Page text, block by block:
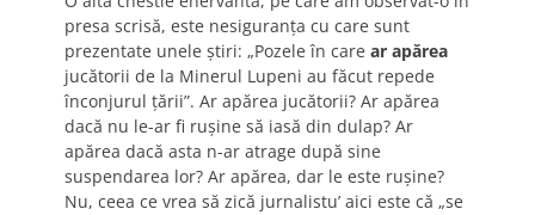
presa scrisă, este nesiguranţa cu care sunt
prezentate unele ştiri: „Pozele în care ar apărea
jucătorii de la Minerul Lupeni au făcut repede
înconjurul ţării”. Ar apărea jucătorii? Ar apărea
dacă nu le-ar fi ruşine să iasă din dulap? Ar
apărea dacă asta n-ar atrage după sine
suspendarea lor? Ar apărea, dar le este ruşine?
Nu, ceea ce vrea să zică jurnalistu’ aici este că „se